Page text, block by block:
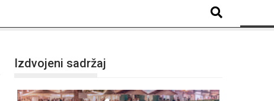
Izdvojeni sadržaj